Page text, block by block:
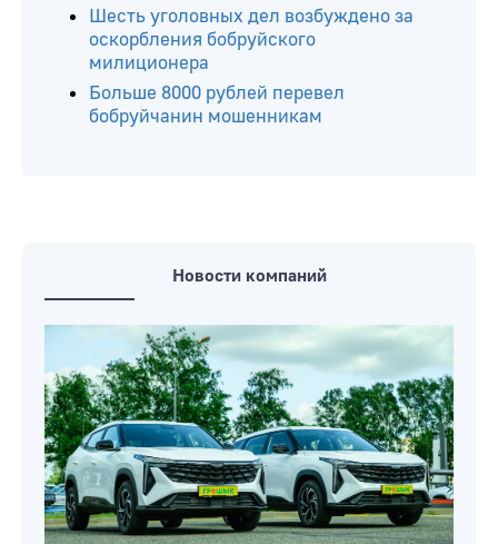
Шесть уголовных дел возбуждено за
оскорбления бобруйского
милиционера
Больше 8000 рублей перевел
бобруйчанин мошенникам
Новости компаний